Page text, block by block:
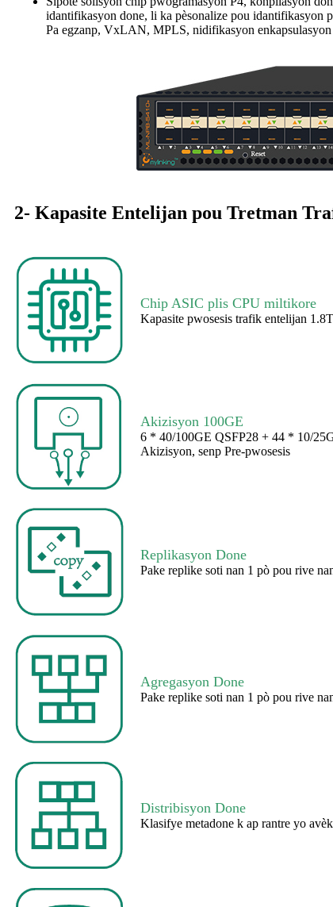
idantifikasyon done, li ka pèsonalize pou idantifikasyon
Pa egzanp, VxLAN, MPLS, nidifikasyon
2- Kapasite Entelijan pou Tretman
Chip ASIC plis CPU miltikore
Kapasite pwosesis trafik entelijan
Akizisyon 100GE
6 * 40/100GE QSFP28 + 44 * 10/
Akizisyon, senp Pre-pwosesis
Replikasyon Done
Pake replike soti nan 1 pò pou rive
Agregasyon Done
Pake replike soti nan 1 pò pou rive
Distribisyon Done
Klasifye metadone k ap rantre yo